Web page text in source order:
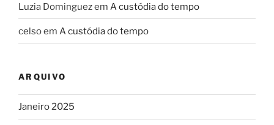
Luzia Dominguezem A custódia do tempo
celsoem A custódia do tempo
ARQUIVO
Janeiro 2025